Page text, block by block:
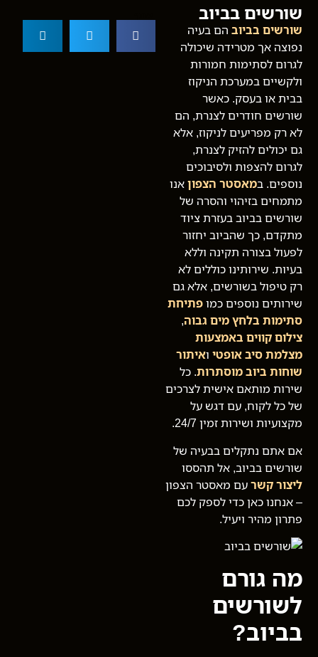
שורשים בביוב
שורשים בביוב הם בעיה
נפוצה אך מטרידה שיכולה
לגרום לסתימות חמורות
ולקשיים במערכת הניקוז
בבית או בעסק. כאשר
שורשים חודרים לצנרת, הם
לא רק מפריעים לניקוז, אלא
גם יכולים להזיק לצנרת,
לגרום להצפות ולסיבוכים
נוספים. במאסטר הצפוןאנו
מתמחים בזיהוי והסרה של
שורשים בביוב בעזרת ציוד
מתקדם, כך שהביוב יחזור
לפעול בצורה תקינה וללא
בעיות. שירותינו כוללים לא
רק טיפול בשורשים, אלא גם
שירותים נוספים כמופתיחת
סתימות בלחץ מים גבוה,
צילום קווים באמצעות
מצלמת סיב אופטי ואיתור
שוחות ביוב מוסתרות. כל
שירות מותאם אישית לצרכים
של כל לקוח, עם דגש על
מקצועיות ושירות זמין 24/7.
אם אתם נתקלים בבעיה של
שורשים בביוב, אל תהססו
ליצור קשרעם מאסטר הצפון
– אנחנו כאן כדי לספק לכם
פתרון מהיר ויעיל.
מה גורם
לשורשים
בביוב?